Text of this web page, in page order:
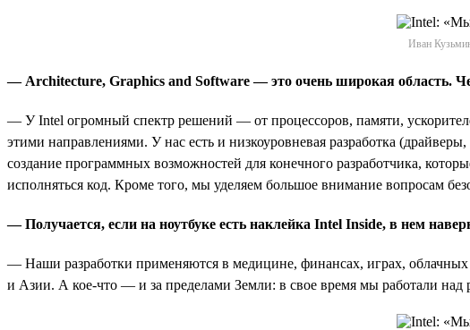
Иван
— Architecture, Graphics and Software —это очень широкая область.
— У Intel огромный спектр решений — от процессоров, памяти,
этими направлениями. У нас есть и низкоуровневая разработка
создание программных возможностей для конечного разработчика,
исполняться код. Кроме того, мы уделяем большое внимание вопросам
— Получается, если на ноутбуке есть наклейка Intel Inside, в нем
— Наши разработки применяются в медицине, финансах, играх,
и Азии. А кое-что — и за пределами Земли: в свое время мы работали